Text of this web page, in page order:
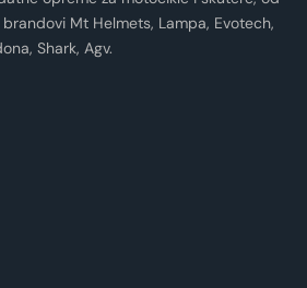
Mt Helmets, Lampa, Evotech,
Shark, Agv.